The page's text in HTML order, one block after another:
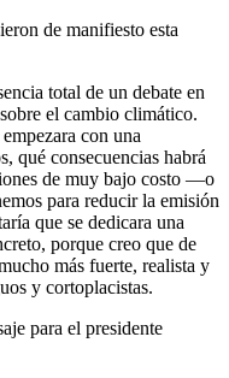
de manifiesto esta
total de un debate en
el cambio climático.
con una
qué consecuencias habrá
de muy bajo costo —o
para reducir la emisión
que se dedicara una
porque creo que de
más fuerte, realista y
y cortoplacistas.
para el presidente